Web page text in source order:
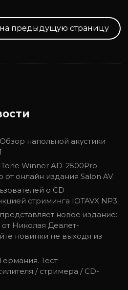
на предыдущую страницу
напольной акустики
Winner AD-2500Pro.
онлайн издания Salon AV.
о CD
стриминга IOTAVX NP3.
новое издание:
Николая Девлет-
новинки не выходя из
Тест
/ стримера / CD-